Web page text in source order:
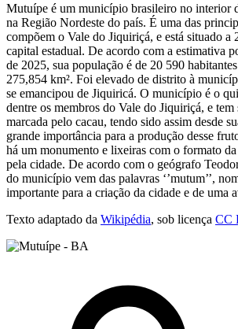
Mutuípe é um município brasileiro no interior
na Região Nordeste do país. É uma das
compõem o Vale do Jiquiriçá, e está situado a
capital estadual. De acordo com a estimativa
de 2025, sua população é de 20 590
275,854 km². Foi elevado de distrito à
se emancipou de Jiquiricá. O município é o
dentre os membros do Vale do Jiquiriçá, e tem
marcada pelo cacau, tendo sido assim desde
grande importância para a produção desse
há um monumento e lixeiras com o formato
pela cidade. De acordo com o geógrafo
do município vem das palavras ‘’mutum’’,
importante para a criação da cidade e de uma
Texto adaptado da Wikipédia, sob licença CC